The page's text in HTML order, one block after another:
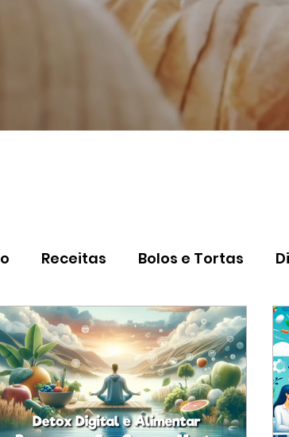
Receitas Bolos e Tortas
Supermercado online Estilo de